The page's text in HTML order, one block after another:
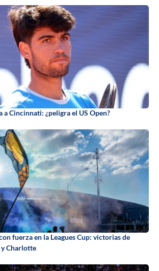
a Cincinnati: ¿peligra el US Open?
fuerza en la Leagues Cup: victorias de
Charlotte